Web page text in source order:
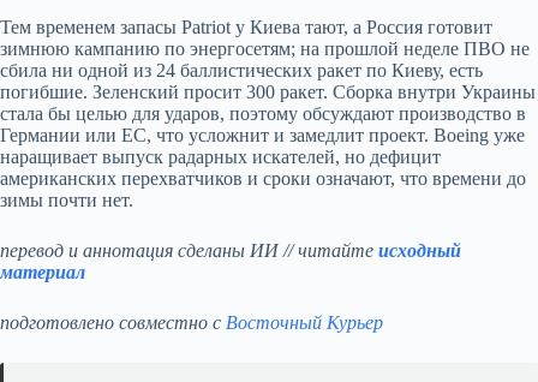
Тем временем запасы Patriot у Киева тают, а Россия готовит
зимнюю кампанию по энергосетям; на прошлой неделе ПВО не
сбила ни одной из 24 баллистических ракет по Киеву, есть
погибшие. Зеленский просит 300 ракет. Сборка внутри Украины
стала бы целью для ударов, поэтому обсуждают производство в
Германии или ЕС, что усложнит и замедлит проект. Boeing уже
наращивает выпуск радарных искателей, но дефицит
американских перехватчиков и сроки означают, что времени до
зимы почти нет.
перевод и аннотация сделаны ИИ // читайте исходный
материал
подготовлено совместно с Восточный Курьер